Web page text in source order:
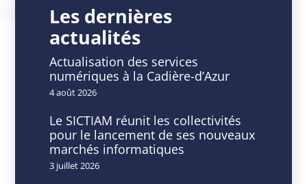
NET
Enfance
Gestion
des
activités
Les dernières
actualités
Actualisation des services
numériques à la Cadière-d’Azur
4 août 2026
Le SICTIAM réunit les collectivités
pour le lancement de ses nouveaux
marchés informatiques
3 juillet 2026